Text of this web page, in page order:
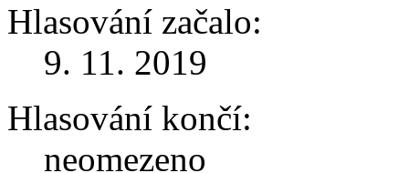
Hlasování začalo:
9. 11. 2019
Hlasování končí:
neomezeno